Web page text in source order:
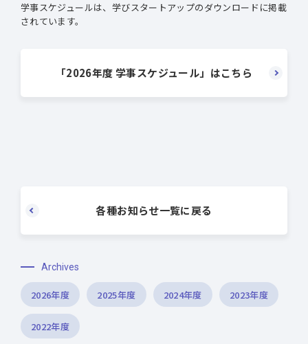
学事スケジュールは、学びスタートアップのダウンロードに掲載
されています。
「2026年度 学事スケジュール」はこちら
各種お知らせ一覧に戻る
Archives
2026年度 2025年度 2024年度 2023年度
2022年度